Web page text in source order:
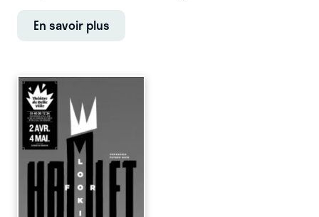
En savoir plus